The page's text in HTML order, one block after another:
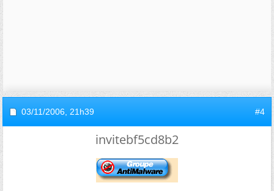
03/11/2006, 21h39 #4
invitebf5cd8b2